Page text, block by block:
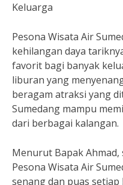
Keluarga
Pesona Wisata Air
kehilangan daya
favorit bagi banyak
liburan yang
beragam atraksi yang
Sumedang mampu
dari berbagai kalangan.
Menurut Bapak
Pesona Wisata Air
senang dan puas